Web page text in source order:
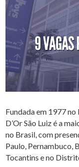
Fundada em 1977
D’Or São Luiz é a
no Brasil, com
Paulo, Pernambuco,
Tocantins e no